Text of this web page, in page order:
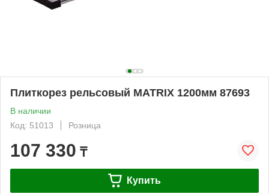
Плиткорез рельсовый MATRIX 1200мм 87693
В наличии
Код: 51013
Розница
107 330 ₸
Купить